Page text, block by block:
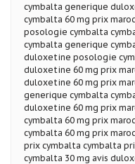
cymbalta generique
cymbalta 60 mg prix
posologie cymbalta
cymbalta generique
duloxetine posologie
duloxetine 60 mg prix
duloxetine 60 mg prix
generique cymbalta
duloxetine 60 mg prix
cymbalta 60 mg prix
cymbalta 60 mg prix
prix cymbalta cymbalta
cymbalta 30 mg avis